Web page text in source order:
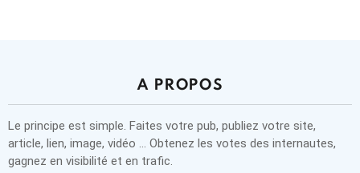
A PROPOS
Le principe est simple. Faites votre pub, publiez votre site,
article, lien, image, vidéo … Obtenez les votes des internautes,
gagnez en visibilité et en trafic.